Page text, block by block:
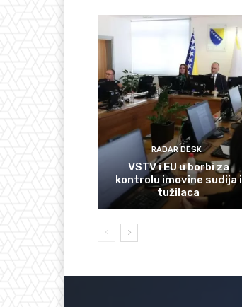
RADAR DESK
VSTV i EU u borbi za
kontrolu imovine sudija i
tužilaca